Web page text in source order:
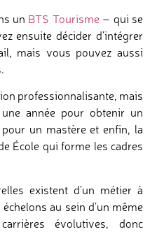
un BTS Tourisme– qui se
ensuite décider d’intégrer
mais vous pouvez aussi
professionnalisante, mais
année pour obtenir un
un mastère et enfin, la
École qui forme les cadres
existent d’un métier à
au sein d’un même
évolutives, donc